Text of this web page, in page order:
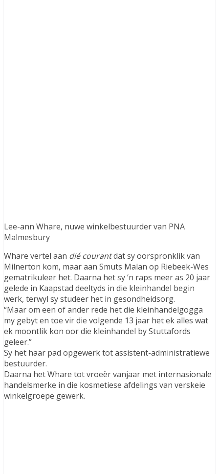
Lee-ann Whare, nuwe winkelbestuurder van PNA
Malmesbury
Whare vertel aan dié courantdat sy oorspronklik van
Milnerton kom, maar aan Smuts Malan op Riebeek-Wes
gematrikuleer het. Daarna het sy ‘n raps meer as 20 jaar
gelede in Kaapstad deeltyds in die kleinhandel begin
werk, terwyl sy studeer het in gesondheidsorg.
“Maar om een of ander rede het die kleinhandelgogga
my gebyt en toe vir die volgende 13 jaar het ek alles wat
ek moontlik kon oor die kleinhandel by Stuttafords
geleer.”
Sy het haar pad opgewerk tot assistent-administratiewe
bestuurder.
Daarna het Whare tot vroeër vanjaar met internasionale
handelsmerke in die kosmetiese afdelings van verskeie
winkelgroepe gewerk.